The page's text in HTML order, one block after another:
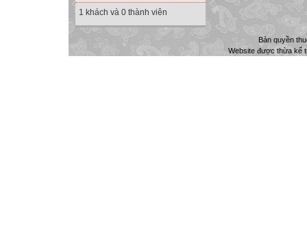
1 khách và 0 thành viên
Bản quyền
Website được thừa kế